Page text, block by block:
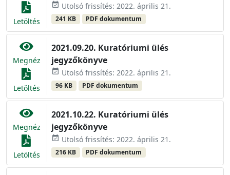
Letöltés
event_available Utolsó frissítés: 2022. április 21.
241 KB PDF dokumentum
Megnéz
Letöltés
2021.09.20. Kuratóriumi ülés
jegyzőkönyve
event_available Utolsó frissítés: 2022. április 21.
96 KB PDF dokumentum
Megnéz
Letöltés
2021.10.22. Kuratóriumi ülés
jegyzőkönyve
event_available Utolsó frissítés: 2022. április 21.
216 KB PDF dokumentum